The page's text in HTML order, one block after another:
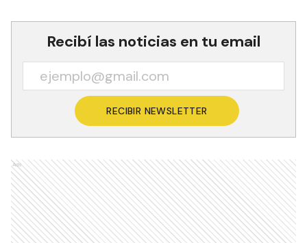
Recibí las noticias en tu email
RECIBIR NEWSLETTER
Ads